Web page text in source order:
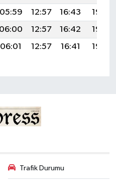
05:59 12:57 16:43
19:46
06:00 12:57 16:42
19:44
06:01 12:57 16:41 19:42
Trafik Durumu